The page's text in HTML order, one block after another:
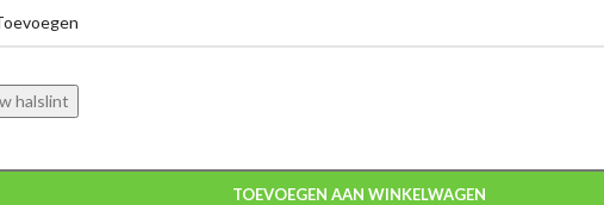
halslint
TOEVOEGEN AAN WINKELWAGEN